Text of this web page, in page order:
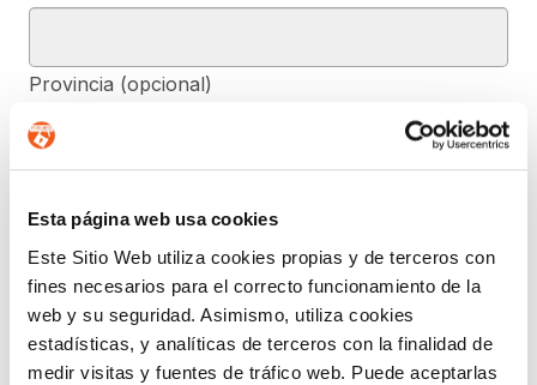
Esta página web usa cookies
Este Sitio Web utiliza cookies propias y de terceros con
fines necesarios para el correcto funcionamiento de la
web y su seguridad. Asimismo, utiliza cookies
estadísticas, y analíticas de terceros con la finalidad de
medir visitas y fuentes de tráfico web. Puede aceptarlas
Provincia (opcional)
De conformidad con el RGPD y la LOPDGDD, SEGURIDAD Y
PRIVACIDAD DE DATOS, S.L. tratará los datos facilitados, con la
finalidad de contestar a las dudas y/o quejas planteadas a través
del presente formulario y facilitar la información solicitada. Podrá
ejercer, si lo desea, los derechos de acceso, rectificación,